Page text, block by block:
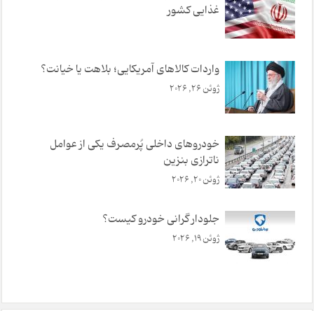
غذایی کشور
واردات کالاهای آمریکایی؛ بلاهت یا خیانت؟
ژوئن 26, 2026
خودروهای داخلی پُرمصرف یکی از عوامل
ناترازی بنزین
ژوئن 20, 2026
جلودار گرانی خودرو کیست؟
ژوئن 19, 2026